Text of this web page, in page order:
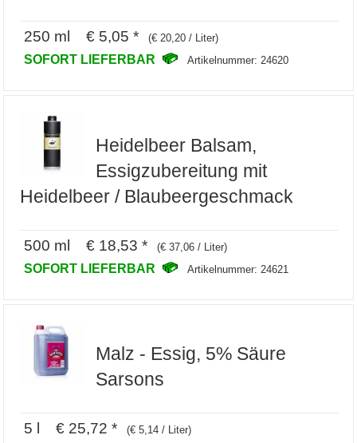
250 ml € 5,05 * (€ 20,20 / Liter)
SOFORT LIEFERBAR Artikelnummer: 24620
Heidelbeer Balsam,
Essigzubereitung mit
Heidelbeer / Blaubeergeschmack
500 ml € 18,53 * (€ 37,06 / Liter)
SOFORT LIEFERBAR Artikelnummer: 24621
Malz - Essig, 5% Säure
Sarsons
5 l € 25,72 * (€ 5,14 / Liter)